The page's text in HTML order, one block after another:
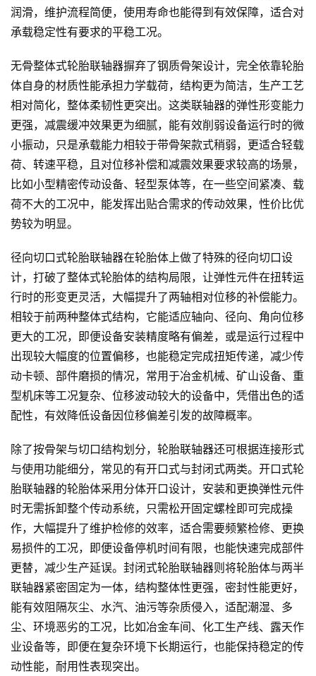
润滑，维护流程简便，使用寿命也能得到有效保障，适合对
承载稳定性有要求的平稳工况。
无骨整体式轮胎联轴器摒弃了钢质骨架设计，完全依靠轮胎
体自身的材质性能承担力学载荷，结构更为简洁，生产工艺
相对简化，整体柔韧性更突出。这类联轴器的弹性形变能力
更强，减震缓冲效果更为细腻，能有效削弱设备运行时的微
小振动，只是承载能力相较于带骨架款式稍弱，更适合轻载
荷、转速平稳，且对位移补偿和减震效果要求较高的场景，
比如小型精密传动设备、轻型泵体等，在一些空间紧凑、载
荷不大的工况中，能发挥出贴合需求的传动效果，性价比优
势较为明显。
径向切口式轮胎联轴器在轮胎体上做了特殊的径向切口设
计，打破了整体式轮胎体的结构局限，让弹性元件在扭转运
行时的形变更灵活，大幅提升了两轴相对位移的补偿能力。
相较于前两种整体式结构，它能适应轴向、径向、角向位移
更大的工况，即便设备安装精度略有偏差，或是运行过程中
出现较大幅度的位置偏移，也能稳定完成扭矩传递，减少传
动卡顿、部件磨损的情况，常用于冶金机械、矿山设备、重
型机床等工况复杂、位移波动较大的设备中，凭借出色的适
配性，有效降低设备因位移偏差引发的故障概率。
除了按骨架与切口结构划分，轮胎联轴器还可根据连接形式
与使用功能细分，常见的有开口式与封闭式两类。开口式轮
胎联轴器的轮胎体采用分体开口设计，安装和更换弹性元件
时无需拆卸整个传动系统，只需松开固定螺栓即可完成操
作，大幅提升了维护检修的效率，适合需要频繁检修、更换
易损件的工况，即便设备停机时间有限，也能快速完成部件
更替，减少生产延误。封闭式轮胎联轴器则将轮胎体与两半
联轴器紧密固定为一体，结构整体性更强，密封性能更好，
能有效阻隔灰尘、水汽、油污等杂质侵入，适配潮湿、多
尘、环境恶劣的工况，比如冶金车间、化工生产线、露天作
业设备等，即便在复杂环境下长期运行，也能保持稳定的传
动性能，耐用性表现突出。